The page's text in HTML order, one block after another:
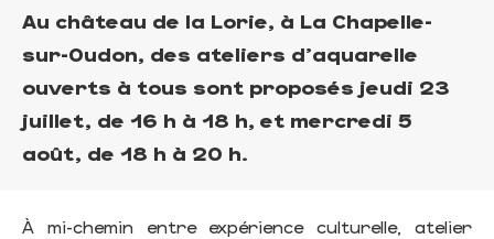
Au château de la Lorie, à La Chapelle-
sur-Oudon, des ateliers d'aquarelle
ouverts à tous sont proposés jeudi 23
juillet, de 16 h à 18 h, et mercredi 5
août, de 18 h à 20 h.
À mi-chemin entre expérience culturelle, atelier